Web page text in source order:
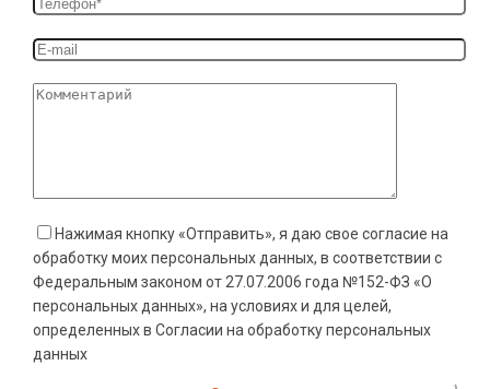
Нажимая кнопку «Отправить», я даю свое согласие на
обработку моих персональных данных, в соответствии с
Федеральным законом от 27.07.2006 года №152-ФЗ «О
персональных данных», на условиях и для целей,
определенных в Согласии на обработку персональных
данных